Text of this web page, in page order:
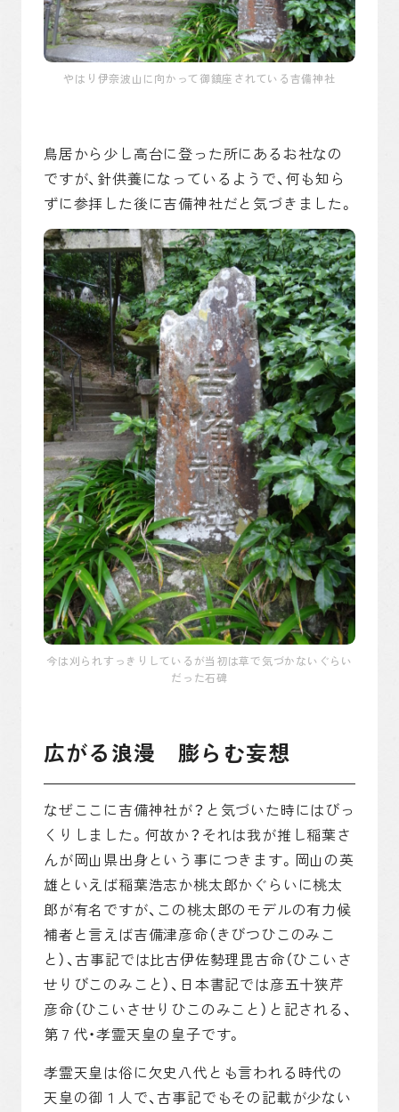
やはり伊奈波山に向かって御鎮座されている吉備神社
鳥居から少し高台に登った所にあるお社なの
ですが、針供養になっているようで、何も知ら
ずに参拝した後に吉備神社だと気づきました。
今は刈られすっきりしているが当初は草で気づかないぐらい
だった石碑
広がる浪漫 膨らむ妄想
なぜここに吉備神社が？と気づいた時にはびっ
くりしました。何故か？それは我が推し稲葉さ
んが岡山県出身という事につきます。岡山の英
雄といえば稲葉浩志か桃太郎かぐらいに桃太
郎が有名ですが、この桃太郎のモデルの有力候
補者と言えば吉備津彦命（きびつひこのみこ
と）、古事記では比古伊佐勢理毘古命（ひこいさ
せりびこのみこと）、日本書記では彦五十狭芹
彦命（ひこいさせりひこのみこと）と記される、
第７代・孝霊天皇の皇子です。
孝霊天皇は俗に欠史八代とも言われる時代の
天皇の御１人で、古事記でもその記載が少ない